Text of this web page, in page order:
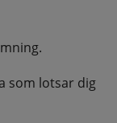
som lotsar dig